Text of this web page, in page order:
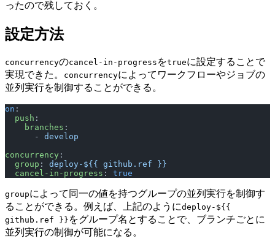
ったので残しておく。
設定方法
concurrencyのcancel-in-progress をtrueに設定することで
実現できた。
concurrencyによってワークフローやジョブの
並列実行を制御することができる。
on :
  push
:
    branches
:
      -
develop
concurrency :
  group
: deploy-${{ github.ref }}
  cancel-in-progress
: true
groupによって同一の値を持つグループの並列実行を制御す
ることができる。例えば、上記のようにdeploy-${{
github.ref }} をグループ名とすることで、ブランチごとに
並列実行の制御が可能になる。